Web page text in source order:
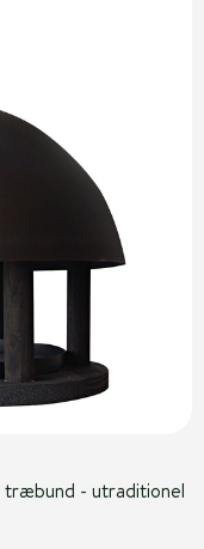
træbund - utraditionel